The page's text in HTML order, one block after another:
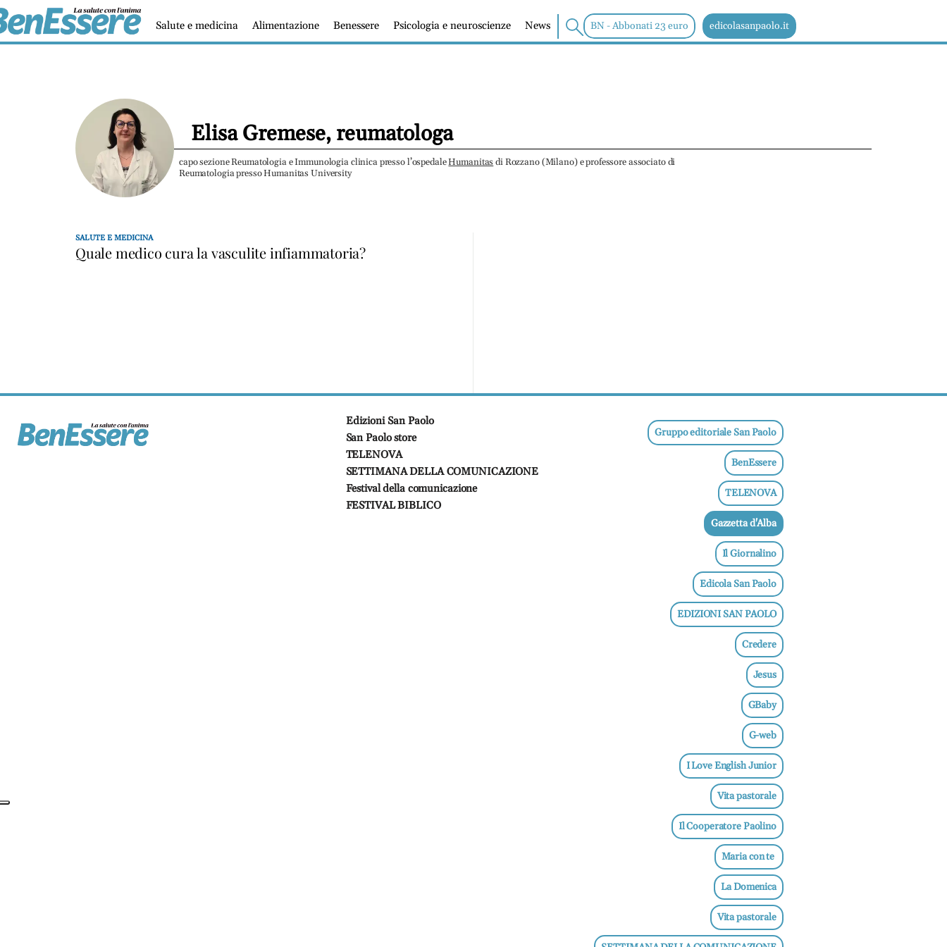
BN - Abbonati 23 euro edicolasanpaolo.it
Salute e medicina Alimentazione Benessere Psicologia e neuroscienze News
Elisa Gremese, reumatologa
capo sezione Reumatologia e Immunologia clinica presso l’ospedaleHumanitas di Rozzano (Milano) e professore associato di
Reumatologia presso Humanitas University
SALUTE E MEDICINA
Quale medico cura la vasculite infiammatoria?
Edizioni San Paolo
San Paolo store
TELENOVA
SETTIMANA DELLA COMUNICAZIONE
Festival della comunicazione
FESTIVAL BIBLICO
Gruppo editoriale San Paolo
BenEssere
TELENOVA
Gazzetta d'Alba
Il Giornalino
Edicola San Paolo
EDIZIONI SAN PAOLO
Credere
Jesus
GBaby
G-web
I Love English Junior
Vita pastorale
Il Cooperatore Paolino
Maria con te
La Domenica
Vita pastorale